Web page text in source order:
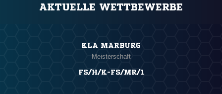
AKTUELLE WETTBEWERBE
KLA MARBURG
Meisterschaft
FS/H/K-FS/MR/1